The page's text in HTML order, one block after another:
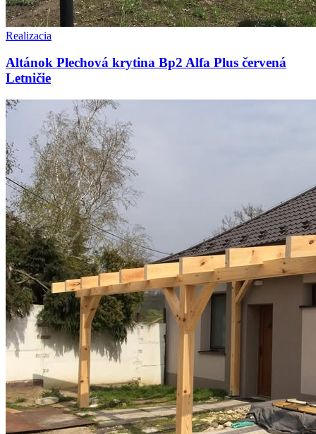
Realizacia
Altánok Plechová krytina Bp2 Alfa Plus červená
Letničie